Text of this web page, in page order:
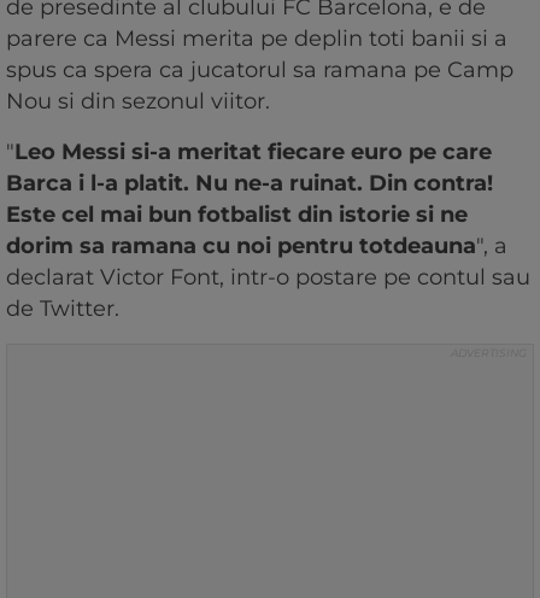
de presedinte al clubului FC Barcelona, e de
parere ca Messi merita pe deplin toti banii si a
spus ca spera ca jucatorul sa ramana pe Camp
Nou si din sezonul viitor.
"Leo Messi si-a meritat fiecare euro pe care
Barca i l-a platit. Nu ne-a ruinat. Din contra!
Este cel mai bun fotbalist din istorie si ne
dorim sa ramana cu noi pentru totdeauna", a
declarat Victor Font, intr-o postare pe contul sau
de Twitter.